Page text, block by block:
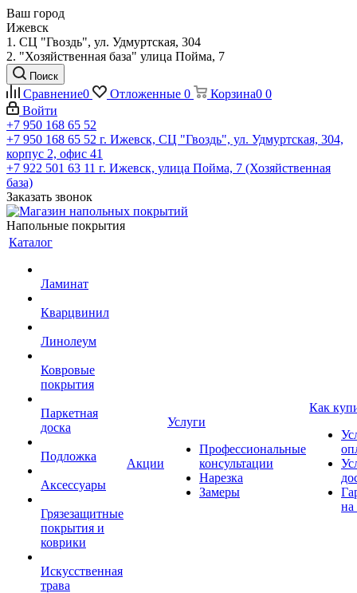
Ваш город
Ижевск
1. СЦ "Гвоздь", ул. Удмуртская, 304
2. "Хозяйственная база" улица Пойма, 7
Поиск
Сравнение0 Отложенные 0 Корзина0 0
Войти
+7 950 168 65 52
+7 950 168 65 52 г. Ижевск, СЦ "Гвоздь", ул. Удмуртская, 304,
корпус 2, офис 41
+7 922 501 63 11 г. Ижевск, улица Пойма, 7 (Хозяйственная
база)
Заказать звонок
Напольные покрытия
Каталог
Ламинат
Кварцвинил
Линолеум
Ковровые
покрытия
Паркетная
доска
Подложка
Аксессуары
Грязезащитные
покрытия и
коврики
Искусственная
трава
Акции
Услуги
Профессиональные
консультации
Нарезка
Замеры
Как
на